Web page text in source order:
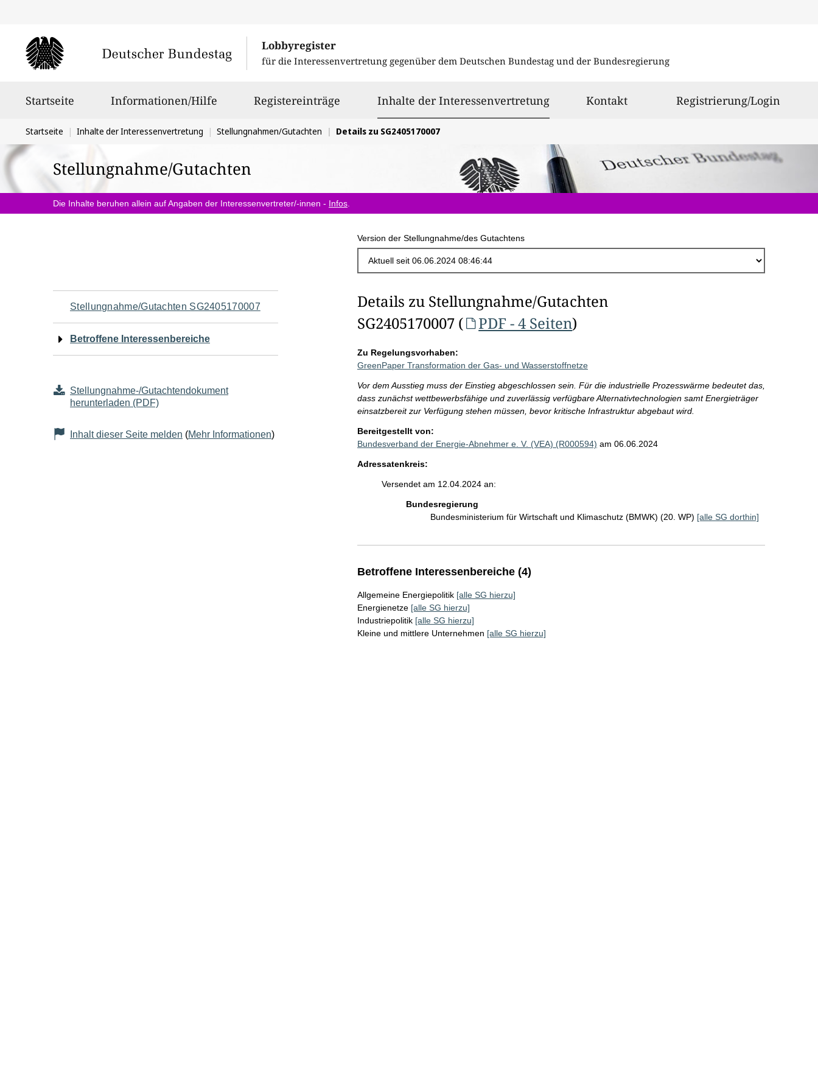
Lobbyregister
für die Interessenvertretung gegenüber dem Deutschen Bundestag und der Bundesregierung
Startseite Informationen/Hilfe Registereinträge Inhalte der Interessenvertretungausgewählt
Kontakt Registrierung/Login
Sie
befinden
sich
hier:
Startseite Inhalte der Interessenvertretung Stellungnahmen/Gutachten Details zu SG2405170007
Stellungnahme/Gutachten
Die Inhalte beruhen allein auf Angaben der Interessenvertreter/-innen - Infos
Version der Stellungnahme/des Gutachtens
Navigation
für
Seiteninhalt
Stellungnahme/Gutachten SG2405170007
Betroffene Interessenbereiche
Stellungnahme-/Gutachtendokument
herunterladen (PDF)
Inhalt dieser Seite melden (Mehr Informationen)
Details zu Stellungnahme/Gutachten
SG2405170007 (
PDF - 4 Seiten)
Zu Regelungsvorhaben:
GreenPaper Transformation der Gas- und Wasserstoffnetze
Vor dem Ausstieg muss der Einstieg abgeschlossen sein. Für die industrielle Prozesswärme bedeutet das,
dass zunächst wettbewerbsfähige und zuverlässig verfügbare Alternativtechnologien samt Energieträger
einsatzbereit zur Verfügung stehen müssen, bevor kritische Infrastruktur abgebaut wird.
Bereitgestellt von:
Bundesverband der Energie-Abnehmer e. V. (VEA) (R000594) am 06.06.2024
Adressatenkreis:
Versendet am 12.04.2024 an:
Bundesregierung
Bundesministerium für Wirtschaft und Klimaschutz (BMWK) (20. WP) [alle SG dorthin]
Betroffene Interessenbereiche (4)
Allgemeine Energiepolitik [alle SG hierzu]
Energienetze [alle SG hierzu]
Industriepolitik [alle SG hierzu]
Kleine und mittlere Unternehmen [alle SG hierzu]